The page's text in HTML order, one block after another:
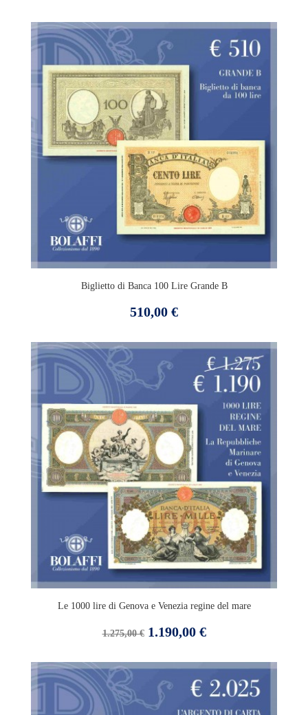
Biglietto di Banca 100 Lire Grande B
Prezzo
510,00 €
Le 1000 lire di Genova e Venezia regine del mare
Prezzo
1.275,00 € Prezzo
1.190,00 €